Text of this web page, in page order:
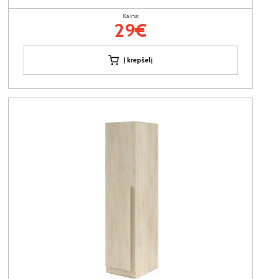
Kaina:
29€
Į krepšelį